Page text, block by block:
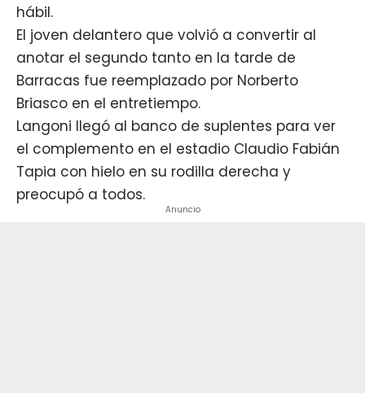
hábil.
El joven delantero que volvió a convertir al
anotar el segundo tanto en la tarde de
Barracas fue reemplazado por Norberto
Briasco en el entretiempo.
Langoni llegó al banco de suplentes para ver
el complemento en el estadio Claudio Fabián
Tapia con hielo en su rodilla derecha y
preocupó a todos.
Anuncio